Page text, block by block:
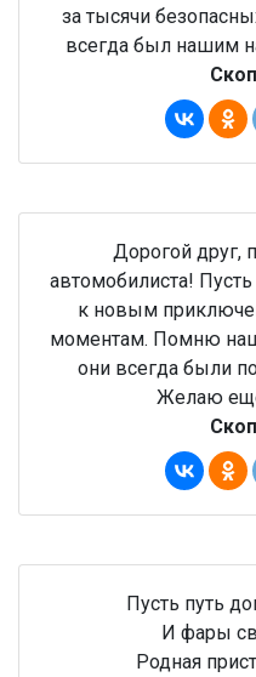
за тысячи
всегда был нашим
Дорогой друг,
автомобилиста!
к новым
моментам. Помню
они всегда были
Желаю
Пусть путь
И фары
Родная